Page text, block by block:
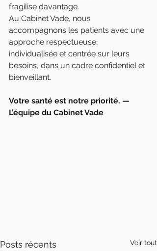
fragilise davantage.
Au Cabinet Vade, nous
accompagnons les patients avec une
approche respectueuse,
individualisée et centrée sur leurs
besoins, dans un cadre confidentiel et
bienveillant.
Votre santé est notre priorité. —
L’équipe du Cabinet Vade
Posts récents Voir tout